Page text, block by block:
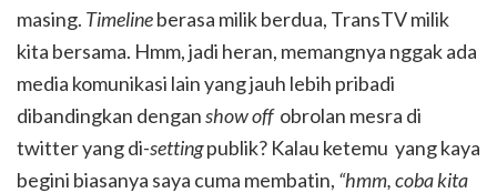
masing. Timelineberasa milik berdua, TransTV milik
kita bersama. Hmm, jadi heran, memangnya nggak ada
media komunikasi lain yang jauh lebih pribadi
dibandingkan denganshow offobrolan mesra di
twitter yang di-settingpublik? Kalau ketemu yang kaya
begini biasanya saya cuma membatin, “hmm, coba kita